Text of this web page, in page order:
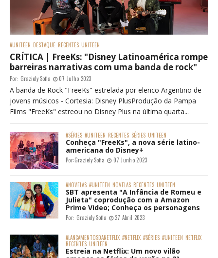
#UNITEEN DESTAQUE RECENTES UNITEEN
CRÍTICA | FreeKs: "Disney Latinoamérica rompe
barreiras narrativas com uma banda de rock"
Por: Graziely Sofia 07 Julho 2023
A banda de Rock "FreeKs" estrelada por elenco Argentino de
jovens músicos - Cortesia: Disney PlusProdução da Pampa
Films "FreeKs" estreou no Disney Plus na última quarta...
#SÉRIES #UNITEEN RECENTES SÉRIES UNITEEN
Conheça "FreeKs", a nova série latino-
americana do Disney+
Por:Graziely Sofia 07 Junho 2023
#NOVELAS #UNITEEN NOVELAS RECENTES UNITEEN
SBT apresenta "A Infância de Romeu e
Julieta" coprodução com a Amazon
Prime Video; Conheça os personagens
Por: Graziely Sofia 27 Abril 2023
#LANÇAMENTOSDANETFLIX #NETFLIX #SÉRIES #UNITEEN NETFLIX
RECENTES UNITEEN
Estreia na Netflix: Um novo vilão